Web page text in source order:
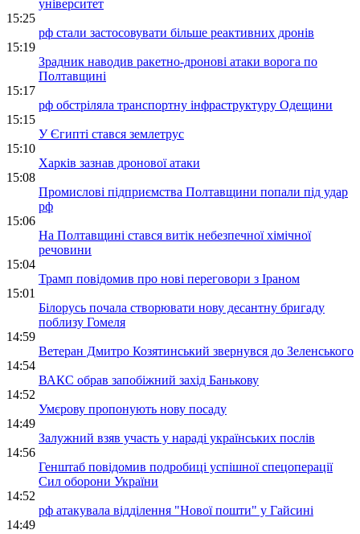
університет
15:25
рф стали застосовувати більше реактивних дронів
15:19
Зрадник наводив ракетно-дронові атаки ворога по
Полтавщині
15:17
рф обстріляла транспортну інфраструктуру Одещини
15:15
У Єгипті стався землетрус
15:10
Харків зазнав дронової атаки
15:08
Промислові підприємства Полтавщини попали під удар
рф
15:06
На Полтавщині стався витік небезпечної хімічної
речовини
15:04
Трамп повідомив про нові переговори з Іраном
15:01
Білорусь почала створювати нову десантну бригаду
поблизу Гомеля
14:59
Ветеран Дмитро Козятинський звернувся до Зеленського
14:54
ВАКС обрав запобіжний захід Банькову
14:52
Умєрову пропонують нову посаду
14:49
Залужний взяв участь у нараді українських послів
14:56
Генштаб повідомив подробиці успішної спецоперації
Сил оборони України
14:52
рф атакувала відділення "Нової пошти" у Гайсині
14:49